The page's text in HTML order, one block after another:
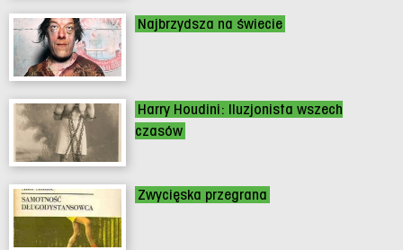
Najbrzydsza na świecie
Harry Houdini: Iluzjonista wszech
czasów
Zwycięska przegrana